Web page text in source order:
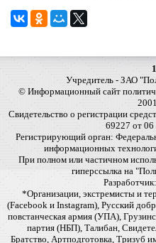
Учредитель - ЗАО
© Информационный сайт
Свидетельство о регистрации
69227 от 06
Регистрирующий орган:
информационных
При полном или частичном
гиперссылка на
Разработчик:
*Организации, экстремисты и
(Facebook и Instagram), Русский
повстанческая армия (УПА),
партия (НБП), Талибан,
Братство, Артподготовка, Тризуб